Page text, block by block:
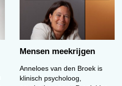
Mensen meekrijgen
Anneloes van den Broek is
klinisch psycholoog,